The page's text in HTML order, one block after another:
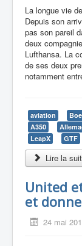
La longue vie
Depuis son
pas son pareil
deux
Lufthansa. La
de ses deux
notamment
aviation
A350
LeapX
GTF
Lire la
United
et
24 mai